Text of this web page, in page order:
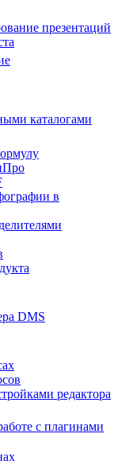
презентаций
каталогами
в
DMS
редактора
с плагинами